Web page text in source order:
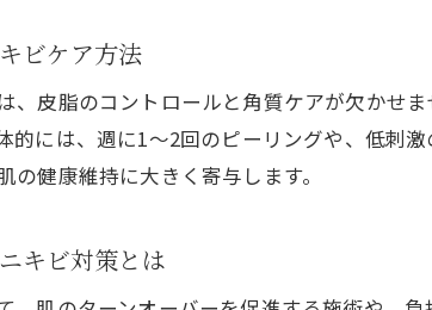
思春期の肌悩みに効く毎
肌質改善を目指す洗顔や
思春期特有のニキビケア
ビケア方法
、皮脂のコントロールと角質ケアが欠かせ
的には、週に1～2回のピーリングや、低刺
健康維持に大きく寄与します。
キビ対策とは